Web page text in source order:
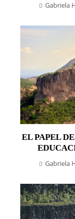
Gabriela
EL PAPEL
Gabriela